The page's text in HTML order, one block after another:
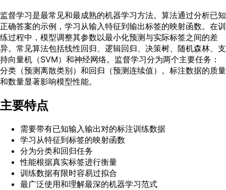
监督学习是最常见和最成熟的机器学习方法。算法通过分析已知
正确答案的示例，学习从输入特征到输出标签的映射函数。在训
练过程中，模型调整其参数以最小化预测与实际标签之间的差
异。常见算法包括线性回归、逻辑回归、决策树、随机森林、支
持向量机（SVM）和神经网络。监督学习分为两个主要任务：
分类（预测离散类别）和回归（预测连续值）。标注数据的质量
和数量显著影响模型性能。
主要特点
需要带有已知输入输出对的标注训练数据
学习从特征到标签的映射函数
分为分类和回归任务
性能根据真实标签进行衡量
训练数据有限时容易过拟合
最广泛使用和理解最深的机器学习范式